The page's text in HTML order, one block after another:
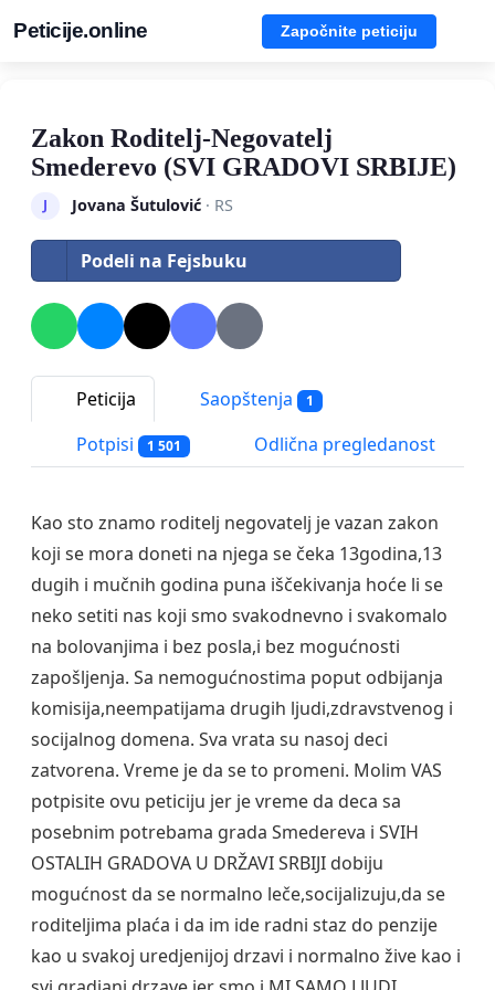
Peticije.online Započnite peticiju
Zakon Roditelj-Negovatelj
Smederevo (SVI GRADOVI SRBIJE)
J Jovana Šutulović· RS
Podeli na Fejsbuku
Peticija Saopštenja 1
Potpisi 1 501 Odlična pregledanost
Kao sto znamo roditelj negovatelj je vazan zakon
koji se mora doneti na njega se čeka 13godina,13
dugih i mučnih godina puna iščekivanja hoće li se
neko setiti nas koji smo svakodnevno i svakomalo
na bolovanjima i bez posla,i bez mogućnosti
zapošljenja. Sa nemogućnostima poput odbijanja
komisija,neempatijama drugih ljudi,zdravstvenog i
socijalnog domena. Sva vrata su nasoj deci
zatvorena. Vreme je da se to promeni. Molim VAS
potpisite ovu peticiju jer je vreme da deca sa
posebnim potrebama grada Smedereva i SVIH
OSTALIH GRADOVA U DRŽAVI SRBIJI dobiju
mogućnost da se normalno leče,socijalizuju,da se
roditeljima plaća i da im ide radni staz do penzije
kao u svakoj uredjenijoj drzavi i normalno žive kao i